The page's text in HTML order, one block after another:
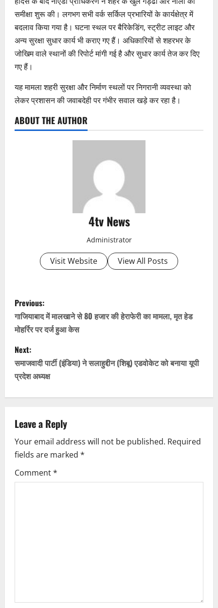
समीक्षा शुरू की। लगभग सभी वर्क सर्किल प्रभारियों के कार्यक्षेत्र में
बदलाव किया गया है। घटना स्थल पर बैरिकेडिंग, स्ट्रीट लाइट और
अन्य सुरक्षा सुधार कार्य भी कराए गए हैं। अधिकारियों से शहरभर के
जोखिम वाले स्थानों की रिपोर्ट मांगी गई है और सुधार कार्य तेज कर दिए
गए हैं।
यह मामला शहरी सुरक्षा और निर्माण स्थलों पर निगरानी व्यवस्था को
लेकर प्रशासन की जवाबदेही पर गंभीर सवाल खड़े कर रहा है।
ABOUT THE AUTHOR
4tv News
Administrator
Visit Website View All Posts
P
o
s
t
n
a
v
i
g
a
Previous:
गाजियाबाद में मालखाने से 80 हजार की हेराफेरी का मामला, मृत हेड
मोहर्रिर पर दर्ज हुआ केस
Next:
समाजवादी पार्टी (इंडिया) ने सलाहुद्दीन (शिबू) एडवोकेट को बनाया यूपी
प्रदेश अध्यक्ष
Leave a Reply
Your email address will not be published. Required
fields are marked *
Comment*